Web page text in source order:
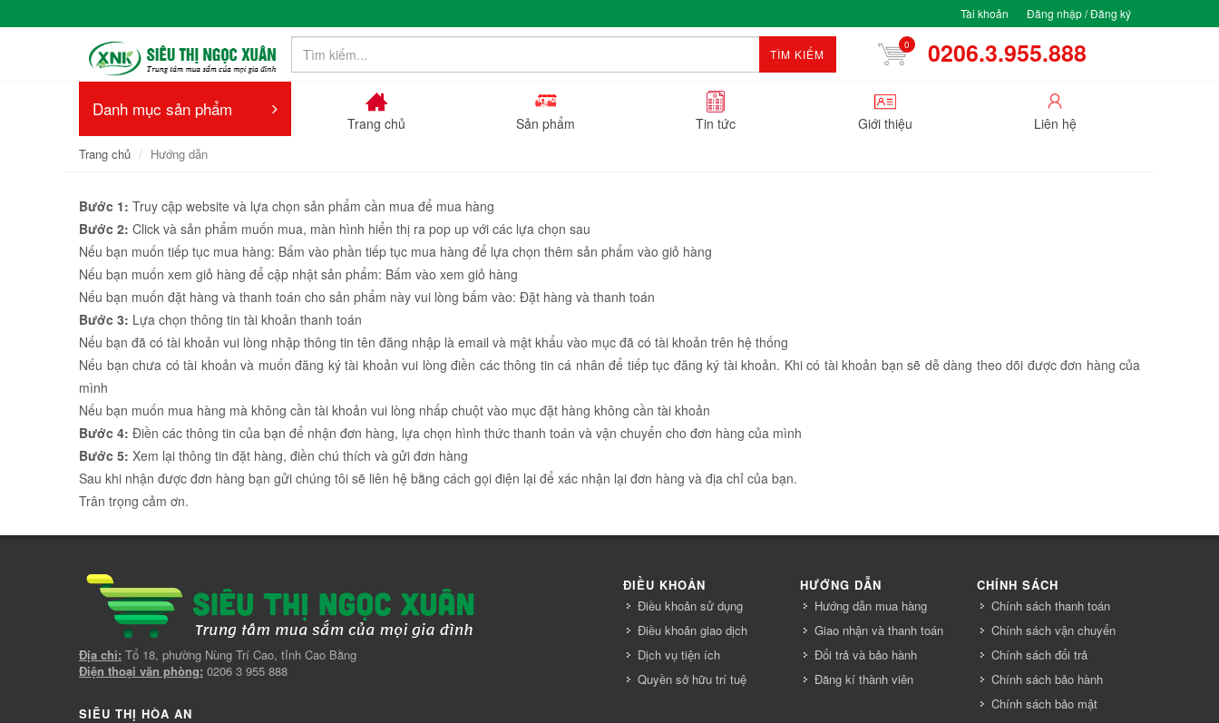
Tài khoản Đăng nhập / Đăng ký
TÌM KIẾM
0 0206.3.955.888
Danh mục sản phẩm
Trang chủ Sản phẩm Tin tức Giới thiệu Liên hệ
Trang chủ Hướng dẫn
Bước 1: Truy cập website và lựa chọn sản phẩm cần mua để mua hàng
Bước 2: Click và sản phẩm muốn mua, màn hình hiển thị ra pop up với các lựa chọn sau
Nếu bạn muốn tiếp tục mua hàng: Bấm vào phần tiếp tục mua hàng để lựa chọn thêm sản phẩm vào giỏ hàng
Nếu bạn muốn xem giỏ hàng để cập nhật sản phẩm: Bấm vào xem giỏ hàng
Nếu bạn muốn đặt hàng và thanh toán cho sản phẩm này vui lòng bấm vào: Đặt hàng và thanh toán
Bước 3: Lựa chọn thông tin tài khoản thanh toán
Nếu bạn đã có tài khoản vui lòng nhập thông tin tên đăng nhập là email và mật khẩu vào mục đã có tài khoản trên hệ thống
Nếu bạn chưa có tài khoản và muốn đăng ký tài khoản vui lòng điền các thông tin cá nhân để tiếp tục đăng ký tài khoản. Khi có tài khoản bạn sẽ dễ dàng theo dõi được đơn hàng của
mình
Nếu bạn muốn mua hàng mà không cần tài khoản vui lòng nhấp chuột vào mục đặt hàng không cần tài khoản
Bước 4: Điền các thông tin của bạn để nhận đơn hàng, lựa chọn hình thức thanh toán và vận chuyển cho đơn hàng của mình
Bước 5: Xem lại thông tin đặt hàng, điền chú thích và gửi đơn hàng
Sau khi nhận được đơn hàng bạn gửi chúng tôi sẽ liên hệ bằng cách gọi điện lại để xác nhận lại đơn hàng và địa chỉ của bạn.
Trân trọng cảm ơn.
Địa chỉ: Tổ 18, phường Nùng Trí Cao, tỉnh Cao Bằng
Điện thoại văn phòng: 0206 3 955 888
SIÊU THỊ HÒA AN
ĐIỀU KHOẢN
Điều khoản sử dụng
Điều khoản giao dịch
Dịch vụ tiện ích
Quyền sở hữu trí tuệ
HƯỚNG DẪN
Hướng dẫn mua hàng
Giao nhận và thanh toán
Đổi trả và bảo hành
Đăng kí thành viên
CHÍNH SÁCH
Chính sách thanh toán
Chính sách vận chuyển
Chính sách đổi trả
Chính sách bảo hành
Chính sách bảo mật